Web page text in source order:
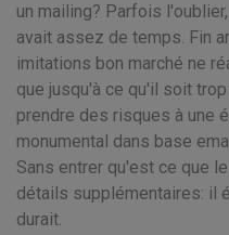
un mailing? Parfois
avait assez de temps. Fin
imitations bon marché ne
que jusqu'à ce qu'il soit
prendre des risques à une
monumental dans base
Sans entrer qu'est ce que
détails supplémentaires: il
durait.